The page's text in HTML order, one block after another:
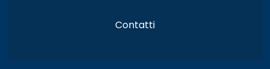
Contatti